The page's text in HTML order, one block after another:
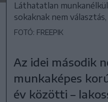
Láthatatlan
sokaknak nem
FOTÓ: FREEPIK
Az idei második
munkaképes
év közötti –